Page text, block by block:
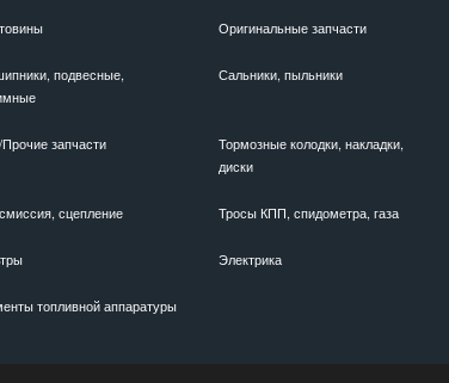
Оригинальные запчасти
подвесные,
Сальники, пыльники
запчасти
Тормозные колодки, накладки,
диски
сцепление Тросы КПП, спидометра, газа
Электрика
топливной аппаратуры